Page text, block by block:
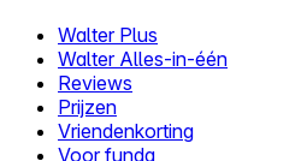
Walter Plus
Walter Alles-in-één
Reviews
Prijzen
Vriendenkorting
Voor funda